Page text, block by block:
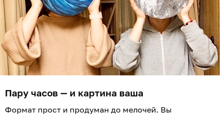
Пару часов — и картина ваша
Формат прост и продуман до мелочей. Вы